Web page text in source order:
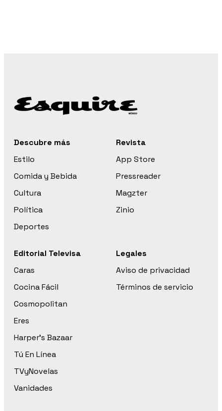
Descubre más
Estilo
Comida y Bebida
Cultura
Política
Deportes
Revista
App Store
Pressreader
Magzter
Zinio
Editorial Televisa
Caras
Cocina Fácil
Cosmopolitan
Eres
Harper’s Bazaar
Tú En Línea
TVyNovelas
Vanidades
Legales
Aviso de privacidad
Términos de servicio